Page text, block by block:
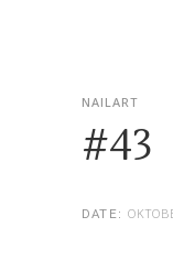
NAILART
#43
DATE: